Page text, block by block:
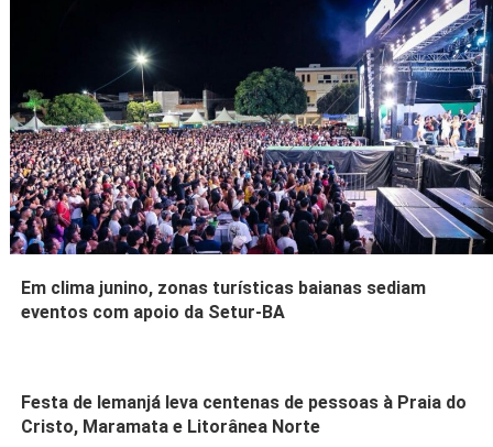
Em clima junino, zonas turísticas baianas sediam
eventos com apoio da Setur-BA
Festa de Iemanjá leva centenas de pessoas à Praia do
Cristo, Maramata e Litorânea Norte